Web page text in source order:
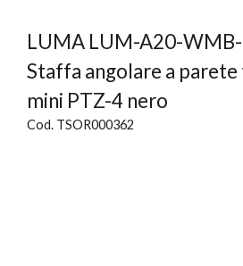
LUMA LUM-A20-
Staffa angolare a
mini PTZ-4 nero
Cod. TSOR000362